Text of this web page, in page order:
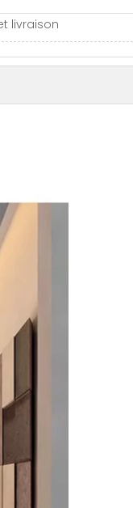
livraison